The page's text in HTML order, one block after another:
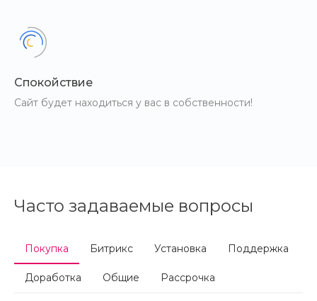
Спокойствие
Сайт будет находиться у вас в собственности!
Часто задаваемые вопросы
Покупка Битрикс Установка Поддержка
Доработка Общие Рассрочка